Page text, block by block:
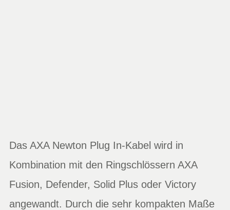
Das AXA Newton Plug In-Kabel wird in
Kombination mit den Ringschlössern AXA
Fusion, Defender, Solid Plus oder Victory
angewandt. Durch die sehr kompakten Maße